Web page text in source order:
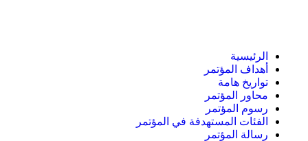
الرئيسية
أهداف المؤتمر
تواريخ هامة
محاور المؤتمر
رسوم المؤتمر
الفئات المستهدفة في المؤتمر
رسالة المؤتمر